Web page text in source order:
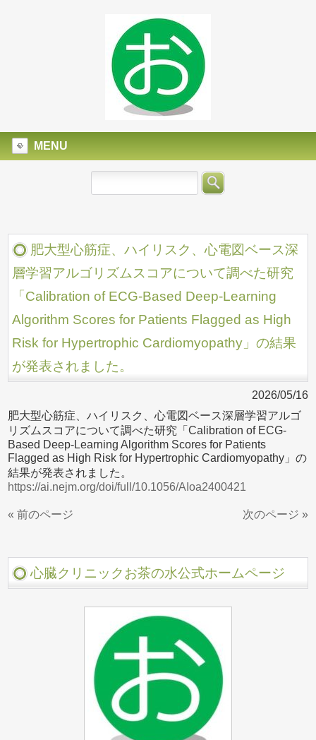
MENU
肥大型心筋症、ハイリスク、心電図ベース深
層学習アルゴリズムスコアについて調べた研究
「Calibration of ECG-Based Deep-Learning
Algorithm Scores for Patients Flagged as High
Risk for Hypertrophic Cardiomyopathy」の結果
が発表されました。
2026/05/16
肥大型心筋症、ハイリスク、心電図ベース深層学習アルゴ
リズムスコアについて調べた研究「Calibration of ECG-
Based Deep-Learning Algorithm Scores for Patients
Flagged as High Risk for Hypertrophic Cardiomyopathy」の
結果が発表されました。
https://ai.nejm.org/doi/full/10.1056/AIoa2400421
« 前のページ 次のページ »
心臓クリニックお茶の水公式ホームページ